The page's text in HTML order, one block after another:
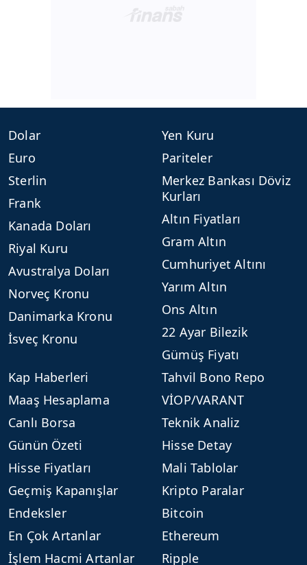
Dolar
Euro
Sterlin
Frank
Kanada Doları
Riyal Kuru
Avustralya Doları
Norveç Kronu
Danimarka Kronu
İsveç Kronu
Yen Kuru
Pariteler
Merkez Bankası Döviz
Kurları
Altın Fiyatları
Gram Altın
Cumhuriyet Altını
Yarım Altın
Ons Altın
22 Ayar Bilezik
Gümüş Fiyatı
Kap Haberleri
Maaş Hesaplama
Canlı Borsa
Günün Özeti
Hisse Fiyatları
Geçmiş Kapanışlar
Endeksler
En Çok Artanlar
İşlem Hacmi Artanlar
Tahvil Bono Repo
VİOP/VARANT
Teknik Analiz
Hisse Detay
Mali Tablolar
Kripto Paralar
Bitcoin
Ethereum
Ripple